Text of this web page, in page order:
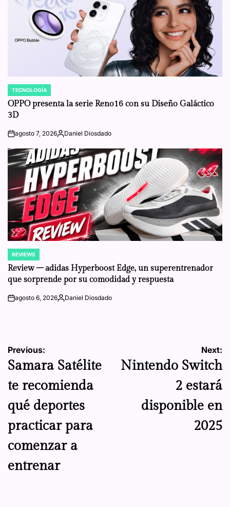
POSTED
IN
TECNOLOGÍA
OPPO presenta la serie Reno16 con su Diseño Galáctico
3D
onagosto 7, 2026Posted
Daniel Diosdado
POSTED
IN
REVIEWS
Review – adidas Hyperboost Edge, un superentrenador
que sorprende por su comodidad y respuesta
onagosto 6, 2026Posted
Daniel Diosdado
Navegación
de
entradas
Previous:
Samara Satélite
te recomienda
qué deportes
practicar para
comenzar a
entrenar
Next:
Nintendo Switch
2 estará
disponible en
2025